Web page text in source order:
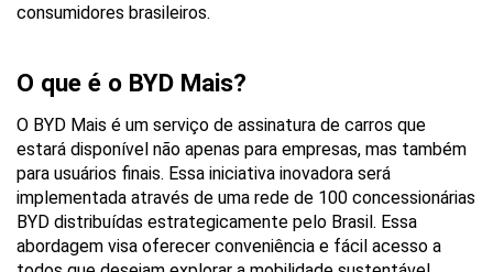
consumidores brasileiros.
O que é o BYD Mais?
O BYD Mais é um serviço de assinatura de carros que
estará disponível não apenas para empresas, mas também
para usuários finais. Essa iniciativa inovadora será
implementada através de uma rede de 100 concessionárias
BYD distribuídas estrategicamente pelo Brasil. Essa
abordagem visa oferecer conveniência e fácil acesso a